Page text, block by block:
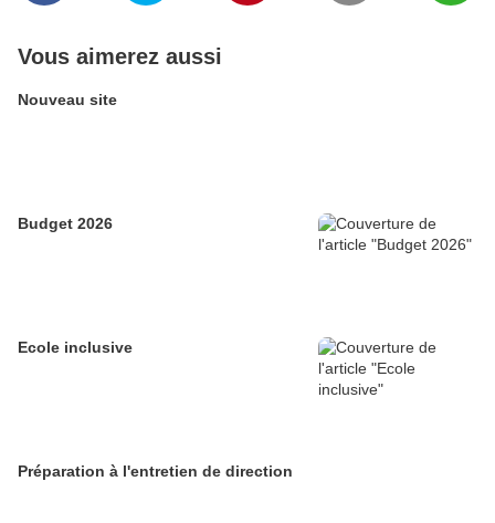
Vous aimerez aussi
Nouveau site
Budget 2026
Ecole inclusive
Préparation à l'entretien de direction